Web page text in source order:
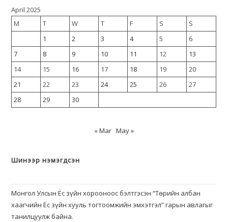
April 2025
M
T W T F S
S
1
2 3 4 5
6
7
8 9 10 11 12
13
14
15 16 17 18 19
20
21
22 23 24 25 26
27
28
29 30
« Mar May »
Шинээр нэмэгдсэн
Монгол Улсын Ёс зүйн хорооноос бэлтгэсэн “Төрийн албан
хаагчийн Ёс зүйн хууль тогтоомжийн эмхэтгэл” гарын авлагыг
танилцуулж байна.